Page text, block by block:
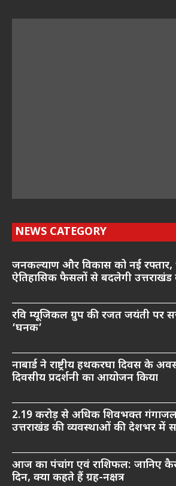
NEWS CATEGORY
जनकल्याण और विकास को नई रफ्तार,
ऐतिहासिक फैसलों से बदलेगी उत्तराखंड
रवि म्यूजिकल ग्रुप की रजत जयंती पर
‘घनक’
नाबार्ड ने राष्ट्रीय हथकरघा दिवस के
दिवसीय प्रदर्शनी का आयोजन किया
2.19 करोड़ से अधिक शिवभक्त
उत्तराखंड की व्यवस्थाओं की देशभर में
आज का पंचांग एवं राशिफल: जानिए
दिन, क्या कहते हैं ग्रह-नक्षत्र